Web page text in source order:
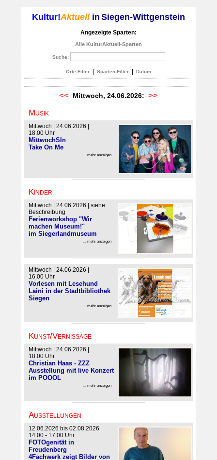
Kultur!Aktuellin Siegen-Wittgenstein
Angezeigte Sparten:
Alle KulturAktuell-Sparten
Suche:
Orte-Filter Sparten-Filter Datum
<< Mittwoch, 24.06.2026: >>
Musik
Mittwoch | 24.06.2026 |
18.00 Uhr
MittwochSIn
Take On Me
... mehr anzeigen
Kinder
Mittwoch | 24.06.2026 | siehe
Beschreibung
Ferienworkshop "Wir
machen Museum!"
im Siegerlandmuseum
... mehr anzeigen
Mittwoch | 24.06.2026 |
16.00 Uhr
Vorlesen mit Lesehund
Laini in der Stadtbibliothek
Siegen
... mehr anzeigen
Kunst/Vernissage
Mittwoch | 24.06.2026 |
18.00 Uhr
Christian Haas - ZZZ
Ausstellung mit live Konzert
im POOOL
... mehr anzeigen
Ausstellungen
12.06.2026 bis 02.08.2026
14.00 - 17.00 Uhr
FOTOgenität in
Freudenberg
4Fachwerk zeigt Bilder von